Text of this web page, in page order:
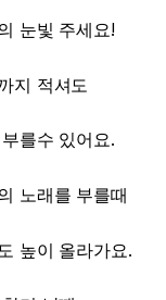
눈빛 주세요!
지 적셔도
를수 있어요.
노래를 부를때
높이 올라가요.